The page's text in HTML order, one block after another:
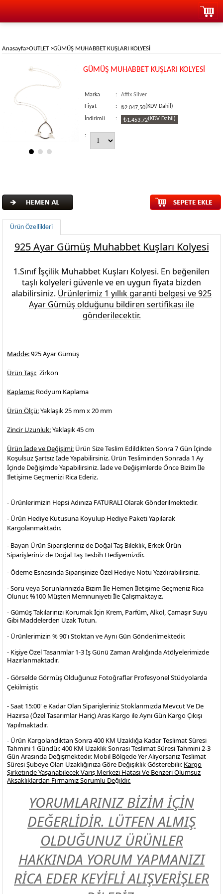
Anasayfa>OUTLET>GÜMÜŞ MUHABBET KUŞLARI KOLYESİ
GÜMÜŞ MUHABBET KUŞLARI KOLYESİ
Marka :
Affix Silver
Fiyat
: ₺2.047,50(KDV Dahil)
İndirimli : ₺1.453,72(KDV Dahil)
:
Ürün Özellikleri
925 Ayar Gümüş Muhabbet Kuşları Kolyesi
1.Sınıf İşçilik Muhabbet Kuşları Kolyesi. En beğenilen
taşlı kolyeleri güvenle ve en uygun fiyata bizden
alabilirsiniz. Ürünlerimiz 1 yıllık garanti belgesi ve925
Ayar Gümüş olduğunu bildiren sertifikası ile
gönderilecektir.
Madde:925 Ayar Gümüş
Ürün Taşı: Zirkon
Kaplama: Rodyum Kaplama
Ürün Ölçü:Yaklaşık 25 mm x 20 mm
Zincir Uzunluk:Yaklaşık 45 cm
Ürün İade ve Değişimi: Ürün Size Teslim Edildikten Sonra 7 Gün İçinde
Koşulsuz Şartsız İade Yapabilirsiniz. Ürün Tesliminden Sonrada 1 Ay
İçinde Değişimde Yapabilirsiniz. İade ve Değişimlerde Önce Bizim İle
İletişime Geçmenizi Rica Ederiz.
- Ürünlerimizin Hepsi Adınıza FATURALI Olarak Gönderilmektedir.
- Ürün Hediye Kutusuna Koyulup Hediye Paketi Yapılarak
Kargolanmaktadır.
- Bayan Ürün Siparişleriniz de Doğal Taş Bileklik, Erkek Ürün
Siparişleriniz de Doğal Taş Tesbih Hediyemizdir.
- Ödeme Esnasında Siparişinize Özel Hediye Notu Yazdırabilirsiniz.
- Soru veya Sorunlarınızda Bizim İle Hemen İletişime Geçmeniz Rica
Olunur. %100 Müşteri Memnuniyeti İle Çalışmaktayız.
- Gümüş Takılarınızı Korumak İçin Krem, Parfüm, Alkol, Çamaşır Suyu
Gibi Maddelerden Uzak Tutun.
- Ürünlerimizin % 90'ı Stoktan ve Aynı Gün Gönderilmektedir.
- Kişiye Özel Tasarımlar 1-3 İş Günü Zaman Aralığında Atölyelerimizde
Hazırlanmaktadır.
- Görselde Görmüş Olduğunuz Fotoğraflar ProfesyonelStüdyolarda
Çekilmiştir.
- Saat 15:00' e Kadar Olan Siparişleriniz Stoklarımızda Mevcut Ve De
Hazırsa (Özel Tasarımlar Hariç) Aras Kargo ile Aynı Gün Kargo Çıkışı
Yapılmaktadır.
- Ürün Kargolandıktan Sonra 400 KM Uzaklığa Kadar Teslimat Süresi
Tahmini 1 Gündür. 400 KM Uzaklık Sonrası Teslimat Süresi Tahmini 2-3
Gün Arasında Değişmektedir. Mobil Bölgede Yer Alıyorsanız Teslimat
Süresi Şubeye Olan Uzaklığınıza Göre Değişiklik Gösterebilir. Kargo
Şirketinde Yaşanabilecek Varış Merkezi Hatası Ve Benzeri Olumsuz
Aksaklıklardan Firmamız Sorumlu Değildir.
YORUMLARINIZ BİZİM İÇİN
DEĞERLİDİR. LÜTFEN ALMIŞ
OLDUĞUNUZ ÜRÜNLER
HAKKINDA YORUM YAPMANIZI
RİCA EDER KEYİFLİ ALIŞVERİŞLER